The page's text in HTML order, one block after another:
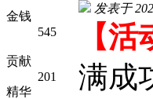
金钱
545
贡献
201
精华
发表于
【
满成